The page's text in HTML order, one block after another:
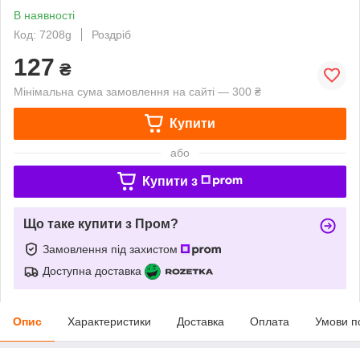
В наявності
Код: 7208g
Роздріб
127 ₴
Мінімальна сума замовлення на сайті — 300 ₴
Купити
або
Купити з
Що таке купити з Пром?
Замовлення під захистом
Доступна доставка
Опис Характеристики Доставка Оплата Умови